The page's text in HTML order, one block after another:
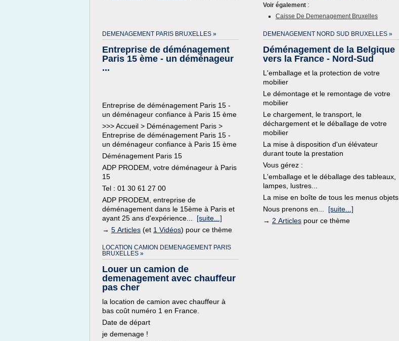
Voir également :
Caisse De Demenagement Bruxelles
DEMENAGEMENT PARIS BRUXELLES »
Entreprise de déménagement
Paris 15 ème - un déménageur
...
Entreprise de déménagement Paris 15 -
un déménageur confiance à Paris 15 ème
>>> Accueil > Déménagement Paris >
Entreprise de déménagement Paris 15 -
un déménageur confiance à Paris 15 ème
Déménagement Paris 15
ADP PRODEM, votre déménageur à Paris
15
Tel : 01 30 61 27 00
ADP PRODEM, entreprise de
déménagement dans le 15ème à Paris et
ayant 25 ans d'expérience... [suite...]
→ 5 Articles (et 1 Vidéos) pour ce thème
DEMENAGEMENT NORD SUD BRUXELLES »
Déménagement de la Belgique
vers la France - Nord-Sud
L'emballage et la protection de votre
mobilier
Le démontage et le remontage de votre
mobilier
Le chargement, le transport, le
déchargement et le déballage de votre
mobilier
La mise à disposition d'un élévateur
durant toute la prestation
Vous gérez :
L'emballage et le déballage des tableaux,
lampes, lustres...
La mise en boîte de tous les menus objets
Nous prenons en... [suite...]
→ 2 Articles pour ce thème
LOCATION CAMION DEMENAGEMENT PARIS
BRUXELLES »
Louer un camion de
demenagement avec chauffeur
pas cher
la location de camion avec chauffeur à
bas coût numéro 1 en France.
Date de départ
je demenage !